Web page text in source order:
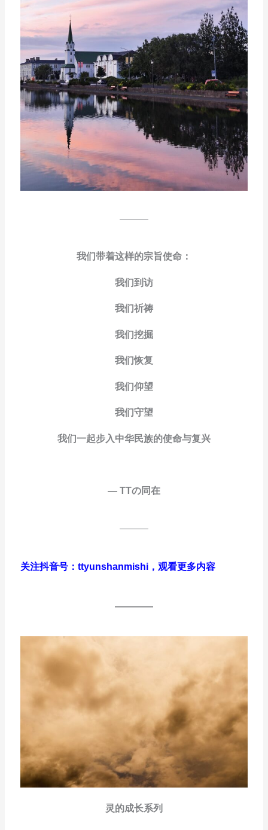
———
我们带着这样的宗旨使命：
我们到访
我们祈祷
我们挖掘
我们恢复
我们仰望
我们守望
我们一起步入中华民族的使命与复兴
— TTの同在
———
关注抖音号：ttyunshanmishi，观看更多内容
————
灵的成长系列